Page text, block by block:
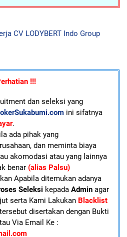
CV LODYBERT Indo Group
!!!
dan seleksi yang
ini sifatnya
.
ada pihak yang
dan meminta biaya
akomodasi atau yang lainnya
benar (alias Palsu)
Apabila ditemukan adanya
Seleksi kepada Adminagar
serta Kami LakukanBlacklist
disertakan dengan Bukti
Via Email Ke :